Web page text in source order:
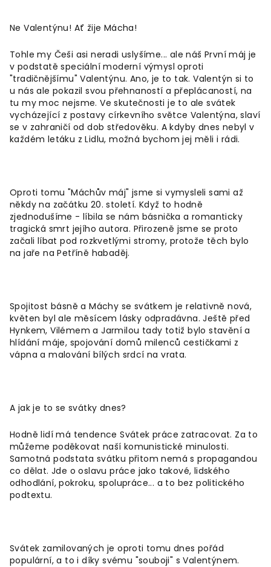
Ne Valentýnu! Ať žije Mácha!
Tohle my Češi asi neradi uslyšíme... ale náš První máj je
v podstatě speciální moderní výmysl oproti
"tradičnějšímu" Valentýnu. Ano, je to tak. Valentýn si to
u nás ale pokazil svou přehnaností a přeplácaností, na
tu my moc nejsme. Ve skutečnosti je to ale svátek
vycházející z postavy církevního světce Valentýna, slaví
se v zahraničí od dob středověku. A kdyby dnes nebyl v
každém letáku z Lidlu, možná bychom jej měli i rádi.
Oproti tomu "Máchův máj" jsme si vymysleli sami až
někdy na začátku 20. století. Když to hodně
zjednodušíme - líbila se nám básnička a romanticky
tragická smrt jejího autora. Přirozeně jsme se proto
začali líbat pod rozkvetlými stromy, protože těch bylo
na jaře na Petříně habaděj.
Spojitost básně a Máchy se svátkem je relativně nová,
květen byl ale měsícem lásky odpradávna. Ještě před
Hynkem, Vilémem a Jarmilou tady totiž bylo stavění a
hlídání máje, spojování domů milenců cestičkami z
vápna a malování bílých srdcí na vrata.
A jak je to se svátky dnes?
Hodně lidí má tendence Svátek práce zatracovat. Za to
můžeme poděkovat naší komunistické minulosti.
Samotná podstata svátku přitom nemá s propagandou
co dělat. Jde o oslavu práce jako takové, lidského
odhodlání, pokroku, spolupráce... a to bez politického
podtextu.
Svátek zamilovaných je oproti tomu dnes pořád
populární, a to i díky svému "souboji" s Valentýnem.